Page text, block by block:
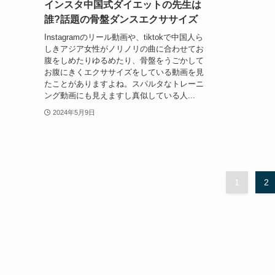
インスタ中国式ダイエットの先生は
誰?話題の骨盤ダンスエクササイズ
Instagramのリール動画や、tiktokで中国人ら
しきアジア女性がノリノリの曲に合わせてお
腹をしめたりゆるめたり、骨盤をうごかして
お腹にきくエクササイズをしている動画を見
たことがありますよね。スパルタなトレーニ
ング動画にも見えますし真似している人...
2024年5月9日
1 2